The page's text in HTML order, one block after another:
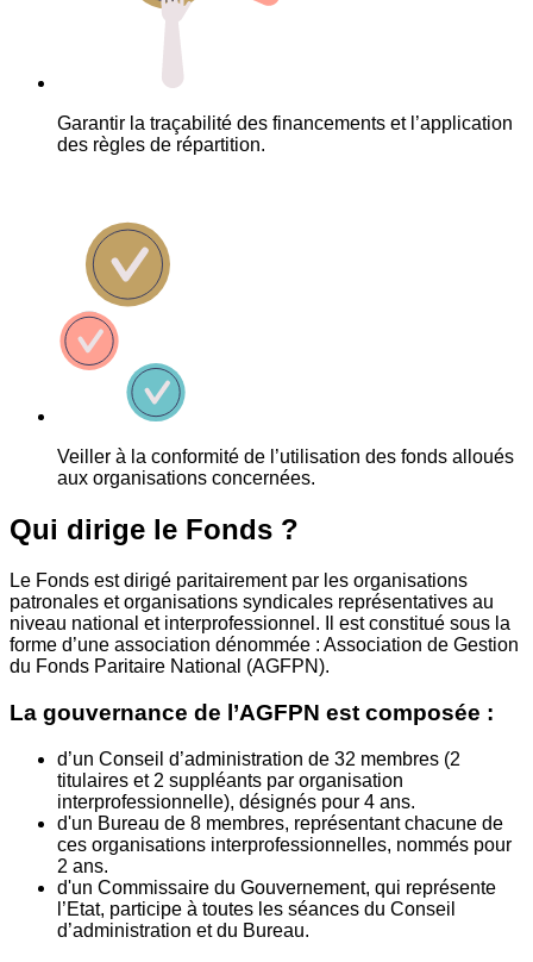
Garantir la traçabilité des financements et l’application
des règles de répartition.
Veiller à la conformité de l’utilisation des fonds alloués
aux organisations concernées.
Qui dirige le Fonds ?
Le Fonds est dirigé paritairement par les organisations
patronales et organisations syndicales représentatives au
niveau national et interprofessionnel. Il est constitué sous la
forme d’une association dénommée : Association de Gestion
du Fonds Paritaire National (AGFPN).
La gouvernance de l’AGFPN est composée :
d’un Conseil d’administration de 32 membres (2
titulaires et 2 suppléants par organisation
interprofessionnelle), désignés pour 4 ans.
d'un Bureau de 8 membres, représentant chacune de
ces organisations interprofessionnelles, nommés pour
2 ans.
d'un Commissaire du Gouvernement, qui représente
l’Etat, participe à toutes les séances du Conseil
d’administration et du Bureau.